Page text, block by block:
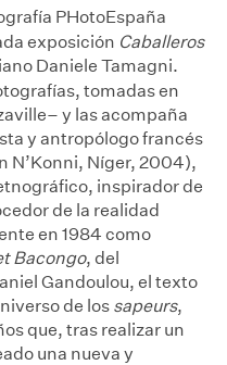
PHotoEspaña
exposición Caballeros
Daniele Tamagni.
tomadas en
y las acompaña
y antropólogo francés
N’Konni, Níger, 2004),
inspirador de
de la realidad
en 1984 como
Bacongo, del
Gandoulou, el texto
de los sapeurs,
que, tras realizar un
una nueva y